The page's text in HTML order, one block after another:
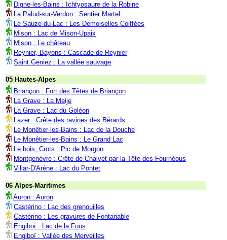
Digne-les-Bains : Ichtyosaure de la Robine
La Palud-sur-Verdon : Sentier Martel
Le Sauze-du-Lac : Les Demoiselles Coiffées
Mison : Lac de Mison-Upaix
Mison : Le château
Reynier, Bayons : Cascade de Reynier
Saint Geniez : La vallée sauvage
05 Hautes-Alpes
Briançon : Fort des Têtes de Briançon
La Grave : La Meije
La Grave : Lac du Goléon
Lazer : Crête des ravines des Bérards
Le Monêtier-les-Bains : Lac de la Douche
Le Monêtier-les-Bains : Le Grand Lac
Le bois, Crots : Pic de Morgon
Montgenèvre : Crête de Chalvet par la Tête des Fournéous
Villar-D'Arène : Lac du Pontet
06 Alpes-Maritimes
Auron : Auron
Castérino : Lac des grenouilles
Castérino : Les gravures de Fontanable
Engiboï : Lac de la Fous
Engiboï : Vallée des Merveilles